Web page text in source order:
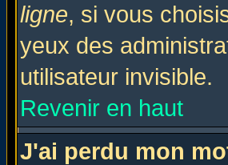
ligne, si vous
yeux des
utilisateur invisible.
Revenir en haut
J'ai perdu mon